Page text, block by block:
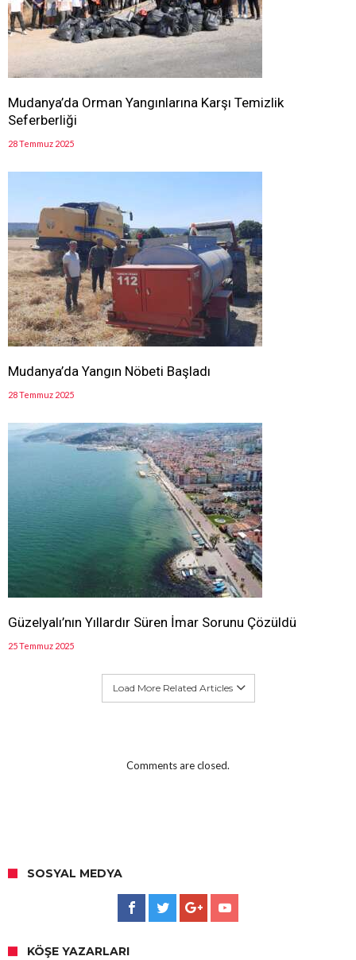
Mudanya’da Orman Yangınlarına Karşı Temizlik
Seferberliği
28 Temmuz 2025
Mudanya’da Yangın Nöbeti Başladı
28 Temmuz 2025
Güzelyalı’nın Yıllardır Süren İmar Sorunu Çözüldü
25 Temmuz 2025
Load More Related Articles
Comments are closed.
SOSYAL MEDYA
KÖŞE YAZARLARI